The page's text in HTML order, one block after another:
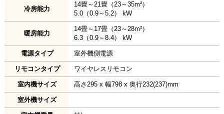
冷房能力
14畳～21畳（23～35m²）
5.0（0.9～5.2） kW
暖房能力
14畳～17畳（23～28m²）
6.3（0.9～8.4） kW
電源タイプ 室外機側電源
リモコンタイプ ワイヤレスリモコン
室内機サイズ 高さ295 x 幅798 x 奥行232(237)mm
室外機サイズ